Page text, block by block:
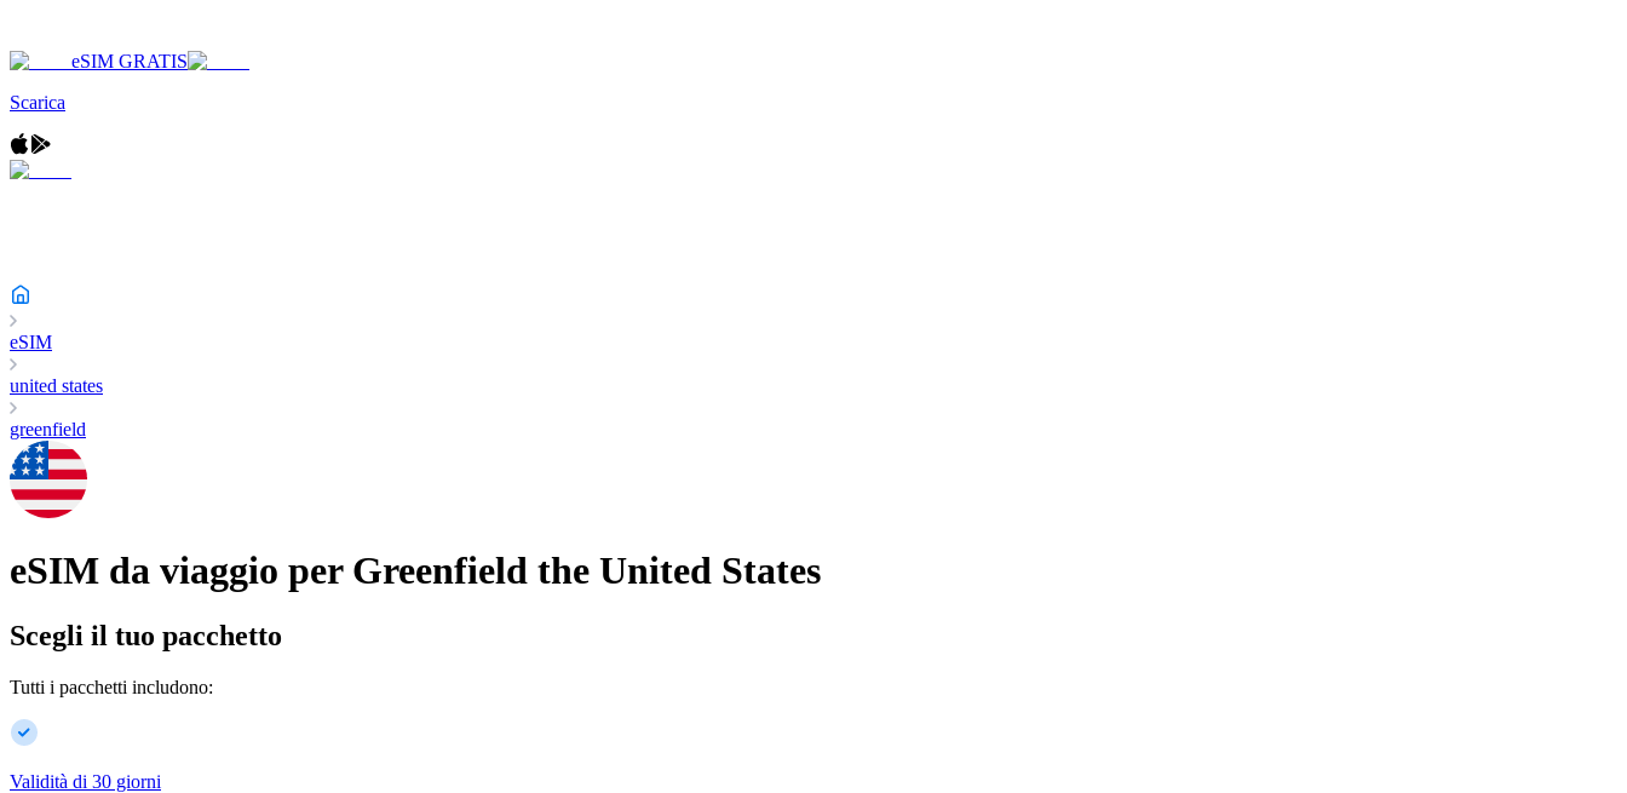
eSIM GRATIS
Scarica
eSIM
united states
greenfield
eSIM da viaggio per Greenfield the United States
Scegli il tuo pacchetto
Tutti i pacchetti includono:
Validità di 30 giorni